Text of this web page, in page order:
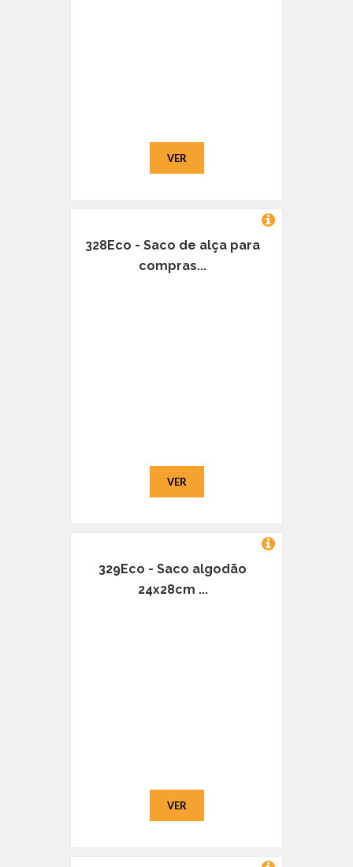
VER
328Eco - Saco de alça para
compras...
VER
329Eco - Saco algodão
24x28cm ...
VER